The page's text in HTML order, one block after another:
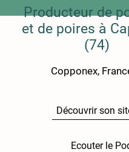
Producteur de
et de poires à
(74)
Copponex,
Découvrir son
Ecouter le